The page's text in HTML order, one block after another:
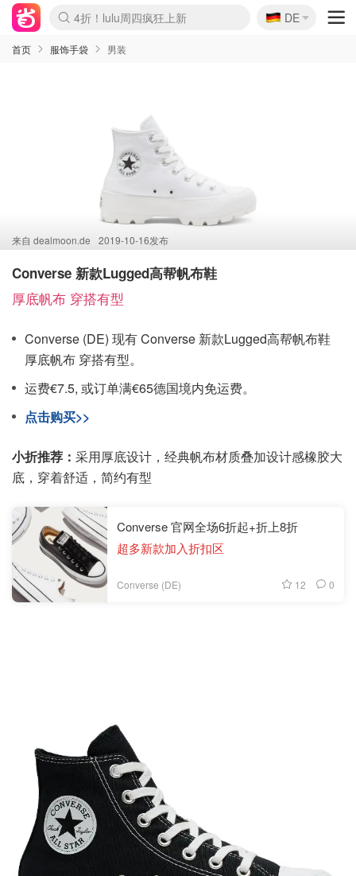
Boticinal 夏促开抢！
4折！lulu周四疯狂上新
还没结束！&OtherStories大促
Joybuy变相75折 随时失效
速领！Stanley独家85折
疑似霸哥！Camper额外叠85折
Zalando 奥莱闪促！每日更新
Moncler反季囤！5折起+叠9折
Coach Brooklyn仅€192
🇩🇪
DE
首页 服饰手袋 男装
来自 dealmoon.de 2019-10-16发布
Converse 新款Lugged高帮帆布鞋
厚底帆布 穿搭有型
Converse (DE) 现有 Converse 新款Lugged高帮帆布鞋
厚底帆布 穿搭有型。
运费€7.5, 或订单满€65德国境内免运费。
点击购买>>
小折推荐： 采用厚底设计，经典帆布材质叠加设计感橡胶大
底，穿着舒适，简约有型
Converse 官网全场6折起+折上8折
超多新款加入折扣区
Converse (DE) 12 0